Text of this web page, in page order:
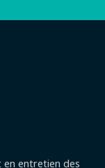
en entretien des